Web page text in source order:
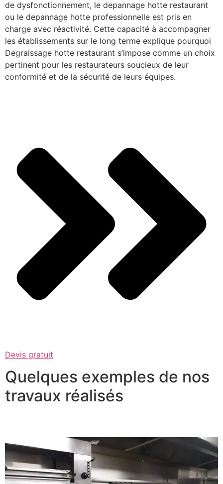
de dysfonctionnement, le depannage hotte restaurant
ou le depannage hotte professionnelle est pris en
charge avec réactivité. Cette capacité à accompagner
les établissements sur le long terme explique pourquoi
Degraissage hotte restaurant s’impose comme un choix
pertinent pour les restaurateurs soucieux de leur
conformité et de la sécurité de leurs équipes.
Devis gratuit
Quelques exemples de nos
travaux réalisés